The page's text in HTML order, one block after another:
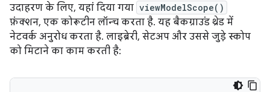
उदाहरण के लिए, यहां दिया गया viewModelScope()
फ़ंक्शन, एक कोरूटीन लॉन्च करता है. यह बैकग्राउंड थ्रेड में
नेटवर्क अनुरोध करता है. लाइब्रेरी, सेटअप और उससे जुड़े स्कोप
को मिटाने का काम करती है: